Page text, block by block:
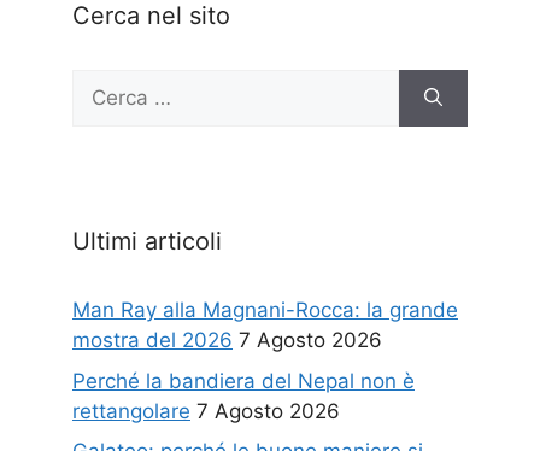
Cerca nel sito
Ricerca
Ultimi articoli
Man Ray alla Magnani-Rocca: la grande
mostra del 2026 7 Agosto 2026
Perché la bandiera del Nepal non è
rettangolare 7 Agosto 2026